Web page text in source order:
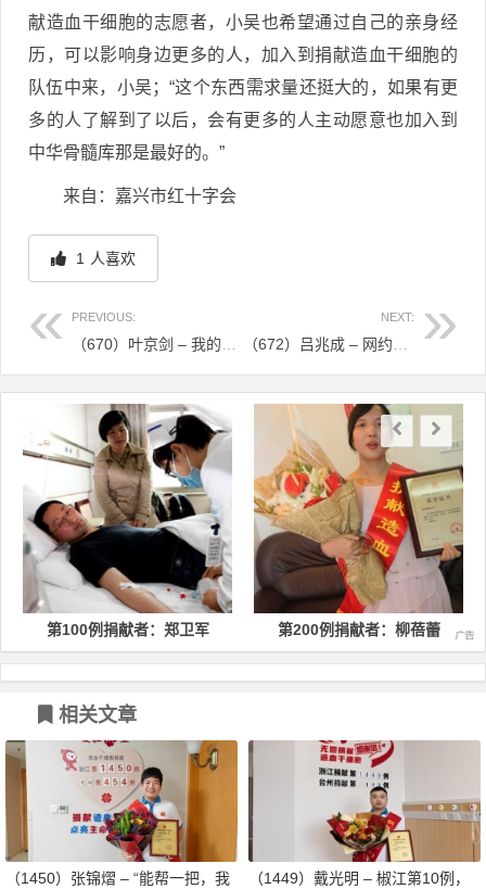
献造血干细胞的志愿者，小吴也希望通过自己的亲身经
历，可以影响身边更多的人，加入到捐献造血干细胞的
队伍中来，小吴；“这个东西需求量还挺大的，如果有更
多的人了解到了以后，会有更多的人主动愿意也加入到
中华骨髓库那是最好的。”
来自：嘉兴市红十字会
1 人喜欢
PREVIOUS: NEXT:
文章导航
第100例捐献者：郑卫军 第200例捐献者：柳蓓蕾
相关文章
（1450）张锦熠 – “能帮一把，我
（1449）戴光明 – 椒江第10例，